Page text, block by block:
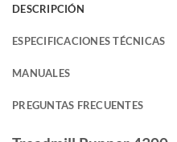
DESCRIPCIÓN
ESPECIFICACIONES TÉCNICAS
MANUALES
PREGUNTAS FRECUENTES